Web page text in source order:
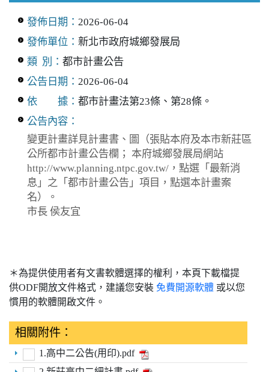
發佈日期： 2026-06-04
發佈單位： 新北市政府城鄉發展局
類 別： 都市計畫公告
公告日期： 2026-06-04
依 據： 都市計畫法第23條、第28條。
公告內容：
變更計畫詳見計畫書、圖（張貼本府及本市新莊區
公所都市計畫公告欄； 本府城鄉發展局網站
http://www.planning.ntpc.gov.tw/，點選「最新消
息」之「都市計畫公告」項目，點選本計畫案
名）。
市長 侯友宜
＊為提供使用者有文書軟體選擇的權利，本頁下載檔提
供ODF開放文件格式，建議您安裝 免費開源軟體 或以您
慣用的軟體開啟文件。
相關附件：
1.高中二公告(用印).pdf